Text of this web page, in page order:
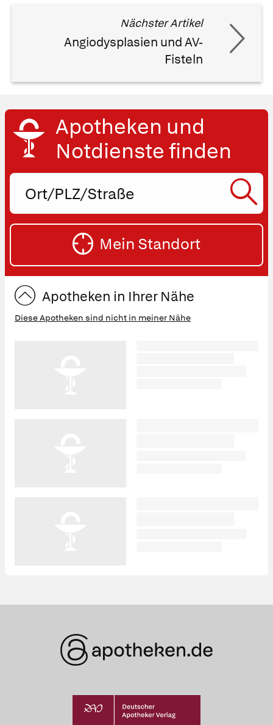
Nächster Artikel
Angiodysplasien und AV-
Fisteln
Apotheken und
Notdienste finden
Ort,
oder
Straße
Mein Standort
Apotheken in Ihrer Nähe
Diese Apotheken sind nicht in meiner Nähe